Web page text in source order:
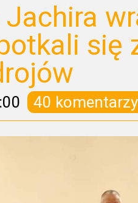
Jachira
się
40 komentarzy